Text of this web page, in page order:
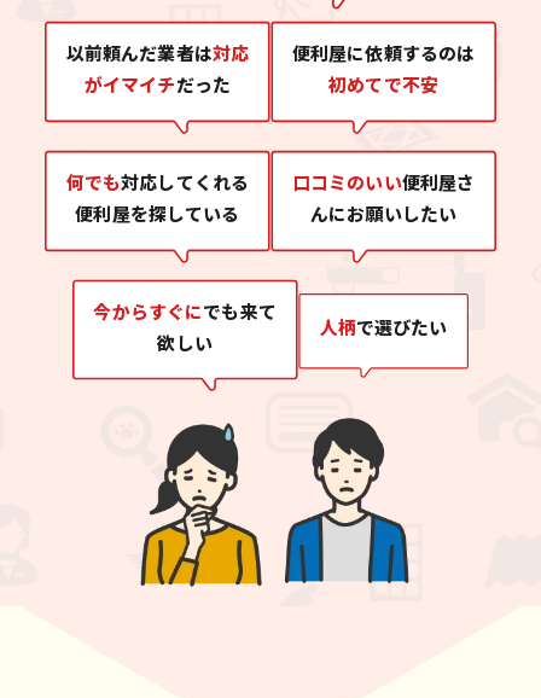
以前頼んだ業者は対応
がイマイチだった
便利屋に依頼するのは
初めてで不安
何でも対応してくれる
便利屋を探している
口コミのいい便利屋さ
んにお願いしたい
今からすぐにでも来て
欲しい
人柄で選びたい